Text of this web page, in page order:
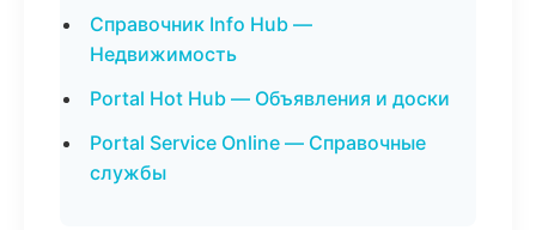
Справочник Info Hub —
Недвижимость
Portal Hot Hub — Объявления и доски
Portal Service Online — Справочные
службы